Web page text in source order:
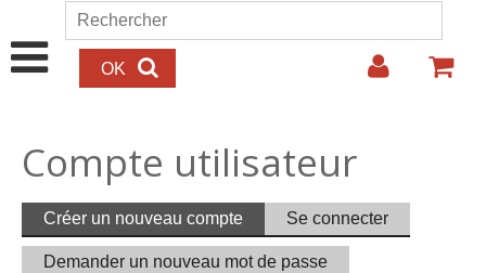
Aller au contenu principal
Formulaire de recherche
Rechercher
Compte utilisateur
Onglets principaux
Créer un nouveau compte (onglet
actif)
Se connecter
Demander un nouveau mot de passe